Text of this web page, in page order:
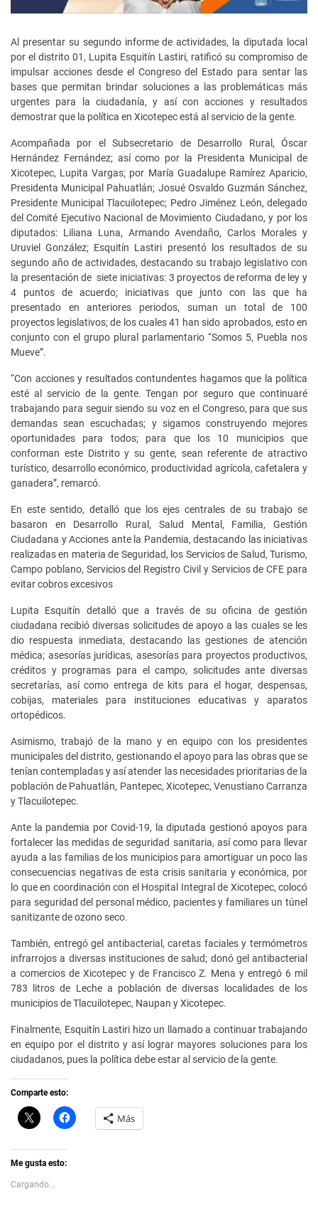
Al presentar su segundo informe de actividades, la diputada local
por el distrito 01, Lupita Esquitín Lastiri, ratificó su compromiso de
impulsar acciones desde el Congreso del Estado para sentar las
bases que permitan brindar soluciones a las problemáticas más
urgentes para la ciudadanía, y así con acciones y resultados
demostrar que la política en Xicotepec está al servicio de la gente.
Acompañada por el Subsecretario de Desarrollo Rural, Óscar
Hernández Fernández; así como por la Presidenta Municipal de
Xicotepec, Lupita Vargas; por María Guadalupe Ramírez Aparicio,
Presidenta Municipal Pahuatlán; Josué Osvaldo Guzmán Sánchez,
Presidente Municipal Tlacuilotepec; Pedro Jiménez León, delegado
del Comité Ejecutivo Nacional de Movimiento Ciudadano, y por los
diputados: Liliana Luna, Armando Avendaño, Carlos Morales y
Uruviel González; Esquitín Lastiri presentó los resultados de su
segundo año de actividades, destacando su trabajo legislativo con
la presentación de siete iniciativas: 3 proyectos de reforma de ley y
4 puntos de acuerdo; iniciativas que junto con las que ha
presentado en anteriores periodos, suman un total de 100
proyectos legislativos; de los cuales 41 han sido aprobados, esto en
conjunto con el grupo plural parlamentario “Somos 5, Puebla nos
Mueve”.
“Con acciones y resultados contundentes hagamos que la política
esté al servicio de la gente. Tengan por seguro que continuaré
trabajando para seguir siendo su voz en el Congreso, para que sus
demandas sean escuchadas; y sigamos construyendo mejores
oportunidades para todos; para que los 10 municipios que
conforman este Distrito y su gente, sean referente de atractivo
turístico, desarrollo económico, productividad agrícola, cafetalera y
ganadera”, remarcó.
En este sentido, detalló que los ejes centrales de su trabajo se
basaron en Desarrollo Rural, Salud Mental, Familia, Gestión
Ciudadana y Acciones ante la Pandemia, destacando las iniciativas
realizadas en materia de Seguridad, los Servicios de Salud, Turismo,
Campo poblano, Servicios del Registro Civil y Servicios de CFE para
evitar cobros excesivos
Lupita Esquitín detalló que a través de su oficina de gestión
ciudadana recibió diversas solicitudes de apoyo a las cuales se les
dio respuesta inmediata, destacando las gestiones de atención
médica; asesorías jurídicas, asesorías para proyectos productivos,
créditos y programas para el campo, solicitudes ante diversas
secretarías, así como entrega de kits para el hogar, despensas,
cobijas, materiales para instituciones educativas y aparatos
ortopédicos.
Asimismo, trabajó de la mano y en equipo con los presidentes
municipales del distrito, gestionando el apoyo para las obras que se
tenían contempladas y así atender las necesidades prioritarias de la
población de Pahuatlán, Pantepec, Xicotepec, Venustiano Carranza
y Tlacuilotepec.
Ante la pandemia por Covid-19, la diputada gestionó apoyos para
fortalecer las medidas de seguridad sanitaria, así como para llevar
ayuda a las familias de los municipios para amortiguar un poco las
consecuencias negativas de esta crisis sanitaria y económica, por
lo que en coordinación con el Hospital Integral de Xicotepec, colocó
para seguridad del personal médico, pacientes y familiares un túnel
sanitizante de ozono seco.
También, entregó gel antibacterial, caretas faciales y termómetros
infrarrojos a diversas instituciones de salud; donó gel antibacterial
a comercios de Xicotepec y de Francisco Z. Mena y entregó 6 mil
783 litros de Leche a población de diversas localidades de los
municipios de Tlacuilotepec, Naupan y Xicotepec.
Finalmente, Esquitín Lastiri hizo un llamado a continuar trabajando
en equipo por el distrito y así lograr mayores soluciones para los
ciudadanos, pues la política debe estar al servicio de la gente.
Comparte esto:
C
l
k
t
s
h
H
a Más
Me gusta esto:
Cargando...